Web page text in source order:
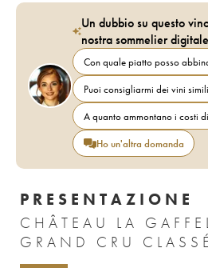
Un dubbio su questo
nostra sommelier digitale
Con quale piatto posso
Puoi consigliarmi dei vini
A quanto ammontano i costi
Ho un'altra domanda
PRESENTAZIONE
CHÂTEAU LA